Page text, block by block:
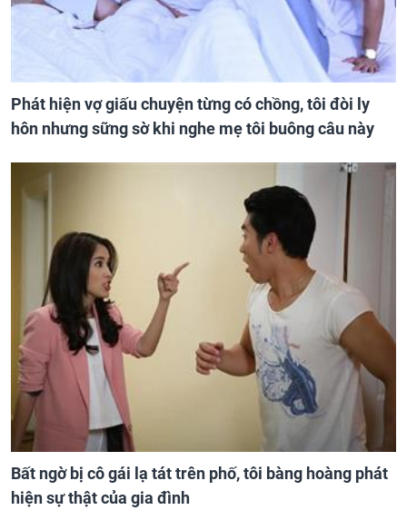
Phát hiện vợ giấu chuyện từng có chồng, tôi đòi ly
hôn nhưng sững sờ khi nghe mẹ tôi buông câu này
Bất ngờ bị cô gái lạ tát trên phố, tôi bàng hoàng phát
hiện sự thật của gia đình